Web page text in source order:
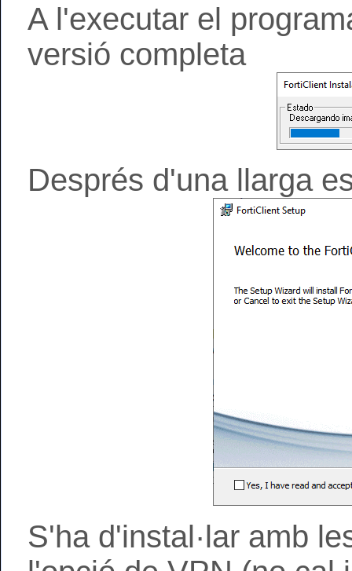
A l'executar el
versió completa
Després d'una llarga
S'ha d'instal·lar amb